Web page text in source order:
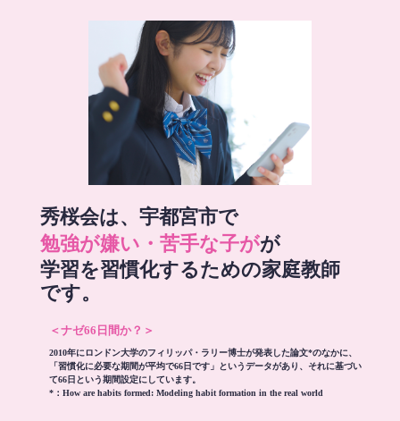
秀桜会は、宇都宮市で
勉強が嫌い・苦手な子がが
学習を習慣化するための家庭教師
です。
＜ナゼ66日間か？＞
2010年にロンドン大学のフィリッパ・ラリー博士が発表した論文*のなかに、
「習慣化に必要な期間が平均で66日です」というデータがあり、それに基づい
て66日という期間設定にしています。
*： How are habits formed: Modeling habit formation in the real world